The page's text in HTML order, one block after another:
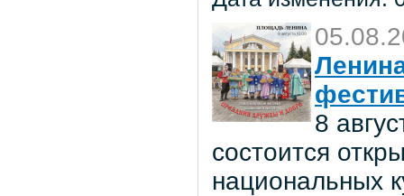
8
состоится
национальных